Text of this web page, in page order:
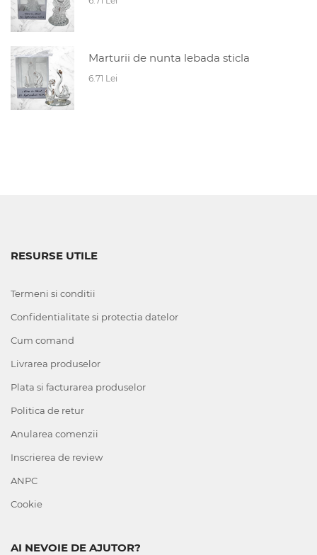
Marturii de nunta lebada sticla
6.71 Lei
RESURSE UTILE
Termeni si conditii
Confidentialitate si protectia datelor
Cum comand
Livrarea produselor
Plata si facturarea produselor
Politica de retur
Anularea comenzii
Inscrierea de review
ANPC
Cookie
AI NEVOIE DE AJUTOR?